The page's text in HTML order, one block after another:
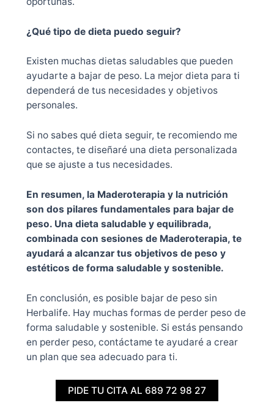
¿Qué tipo de dieta puedo seguir?
Existen muchas dietas saludables que pueden
ayudarte a bajar de peso. La mejor dieta para ti
dependerá de tus necesidades y objetivos
personales.
Si no sabes qué dieta seguir, te recomiendo me
contactes, te diseñaré una dieta personalizada
que se ajuste a tus necesidades.
En resumen, la Maderoterapia y la nutrición
son dos pilares fundamentales para bajar de
peso. Una dieta saludable y equilibrada,
combinada con sesiones de Maderoterapia, te
ayudará a alcanzar tus objetivos de peso y
estéticos de forma saludable y sostenible.
En conclusión, es posible bajar de peso sin
Herbalife. Hay muchas formas de perder peso de
forma saludable y sostenible. Si estás pensando
en perder peso, contáctame te ayudaré a crear
un plan que sea adecuado para ti.
PIDE TU CITA AL 689 72 98 27